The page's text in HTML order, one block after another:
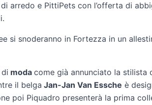
arredo e PittiPets con l’offerta di
si snoderanno in Fortezza in un
moda come già annunciato la stilista
il belga Jan-Jan Van Essche è
poi Piquadro presenterà la prima